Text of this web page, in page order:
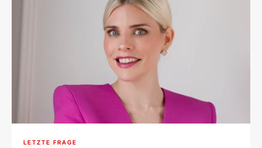
LETZTE FRAGE